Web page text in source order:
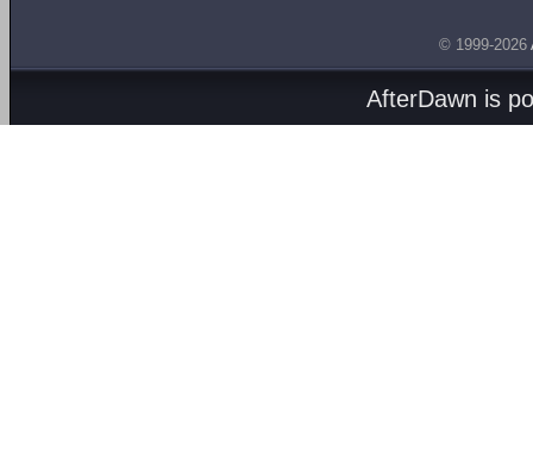
© 1999-2026
AfterDawn is